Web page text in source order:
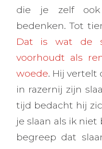
die je zelf
bedenken. Tot
Dat is wat de
voorhoudt als
woede. Hij vertelt
in razernij zijn
tijd bedacht hij
je slaan als ik niet
begreep dat